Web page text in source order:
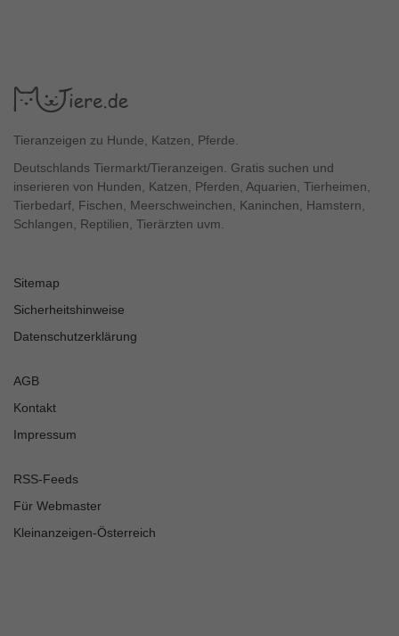
Tieranzeigen zu Hunde, Katzen, Pferde.
Deutschlands Tiermarkt/Tieranzeigen. Gratis suchen und
inserieren von Hunden, Katzen, Pferden, Aquarien, Tierheimen,
Tierbedarf, Fischen, Meerschweinchen, Kaninchen, Hamstern,
Schlangen, Reptilien, Tierärzten uvm.
Sitemap
Sicherheitshinweise
Datenschutzerklärung
AGB
Kontakt
Impressum
RSS-Feeds
Für Webmaster
Kleinanzeigen-Österreich